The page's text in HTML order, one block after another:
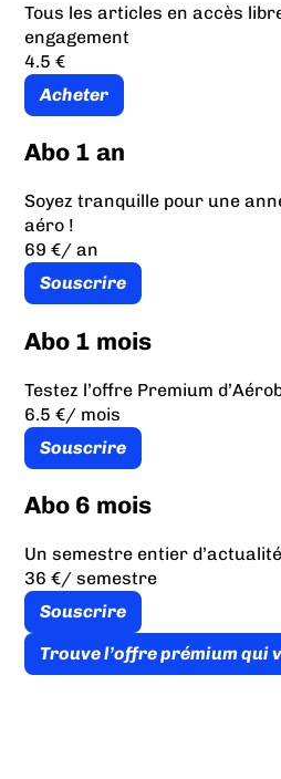
Tous les articles en accès
engagement
4.5 €
Acheter
Abo 1 an
Soyez tranquille pour une
aéro !
69 €/ an
Souscrire
Abo 1 mois
Testez l’offre Premium
6.5 €/ mois
Souscrire
Abo 6 mois
Un semestre entier
36 €/ semestre
Souscrire
Trouve l’offre prémium qui